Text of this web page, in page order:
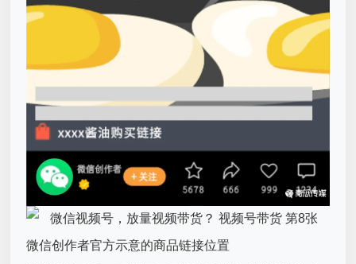
微信创作者官方示意的商品链接位置